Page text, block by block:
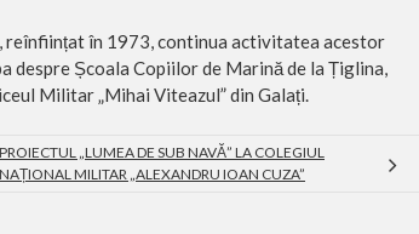
reînființat în 1973, continua activitatea acestor
despre Școala Copiilor de Marină de la Țiglina,
Militar „Mihai Viteazul” din Galați.
PROIECTUL „LUMEA DE SUB NAVĂ” LA COLEGIUL
NAȚIONAL MILITAR „ALEXANDRU IOAN CUZA”